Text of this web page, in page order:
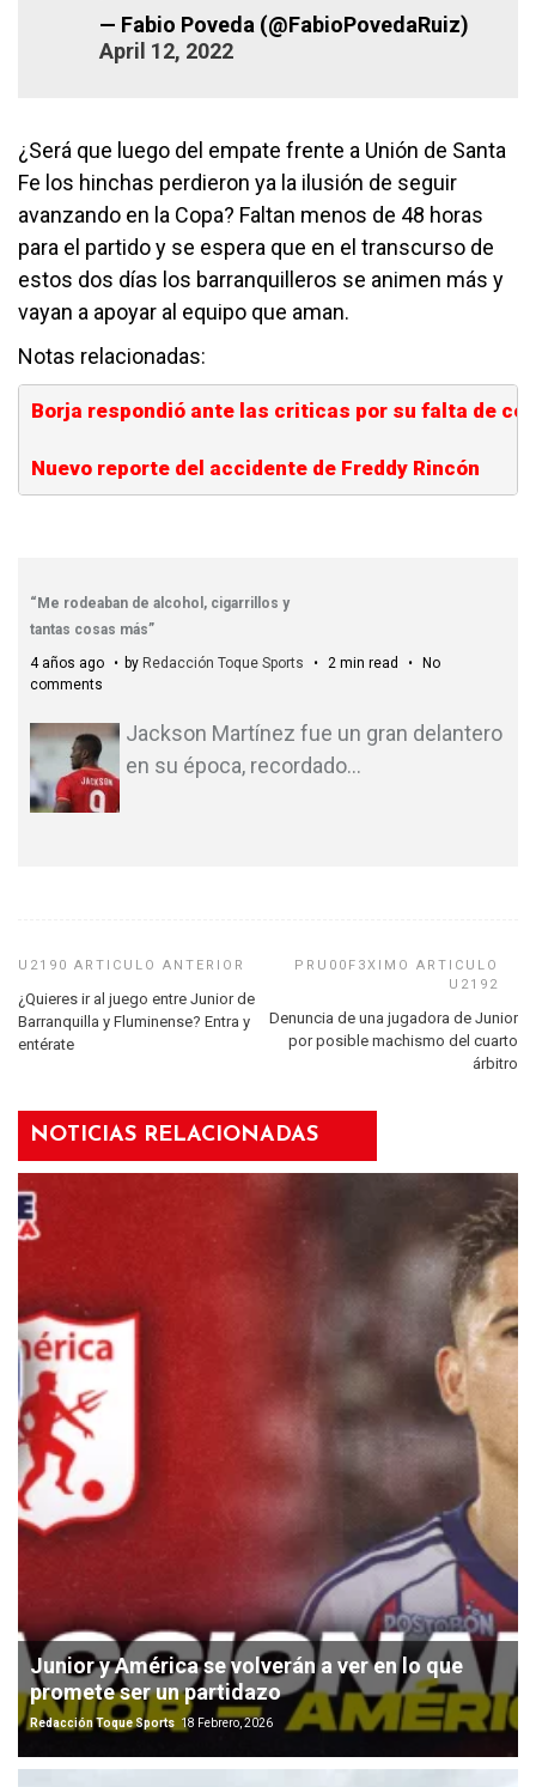
— Fabio Poveda (@FabioPovedaRuiz)
April 12, 2022
¿Será que luego del empate frente a Unión de Santa
Fe los hinchas perdieron ya la ilusión de seguir
avanzando en la Copa? Faltan menos de 48 horas
para el partido y se espera que en el transcurso de
estos dos días los barranquilleros se animen más y
vayan a apoyar al equipo que aman.
Notas relacionadas:
Borja respondió ante las criticas por su falta de
Nuevo reporte del accidente de Freddy Rincón
“Me rodeaban de alcohol, cigarrillos y
tantas cosas más”
4 años ago
by Redacción Toque Sports 2 min read
No
comments
Jackson Martínez fue un gran delantero
en su época, recordado…
¿Quieres ir al juego entre Junior de
Barranquilla y Fluminense? Entra y
entérate
Denuncia de una jugadora de Junior
por posible machismo del cuarto
árbitro
NOTICIAS RELACIONADAS
Junior y América se volverán a ver en lo que
promete ser un partidazo
Redacción Toque Sports 18 Febrero, 2026